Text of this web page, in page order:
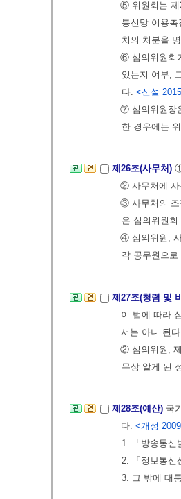
⑤ 위원회는 제
통신망 이용
치의 처분을
⑥ 심의위원회
있는지 여부,
다. <신설
⑦ 심의위원장
한 경우에는
제26조(사무처)
② 사무처에 사
③ 사무처의 조
은 심의위원
④ 심의위원,
각 공무원으
제27조(청렴 및
이 법에 따라
서는 아니 된
② 심의위원,
무상 알게 된
제28조(예산) 국
다. <개정
1. 「방송통신
2. 「정보통신
3. 그 밖에 대